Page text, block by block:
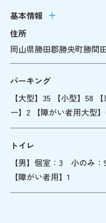
基本情報
住所
岡山県勝田郡勝央町勝間
パーキング
【大型】35 【小型】58
ー】2 【障がい者用大型
トイレ
【男】個室：3 小のみ
【障がい者用】1